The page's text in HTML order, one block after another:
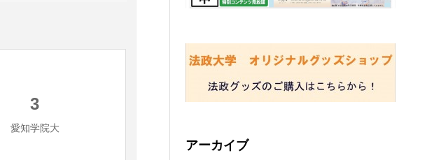
3
愛知学院大
アーカイブ